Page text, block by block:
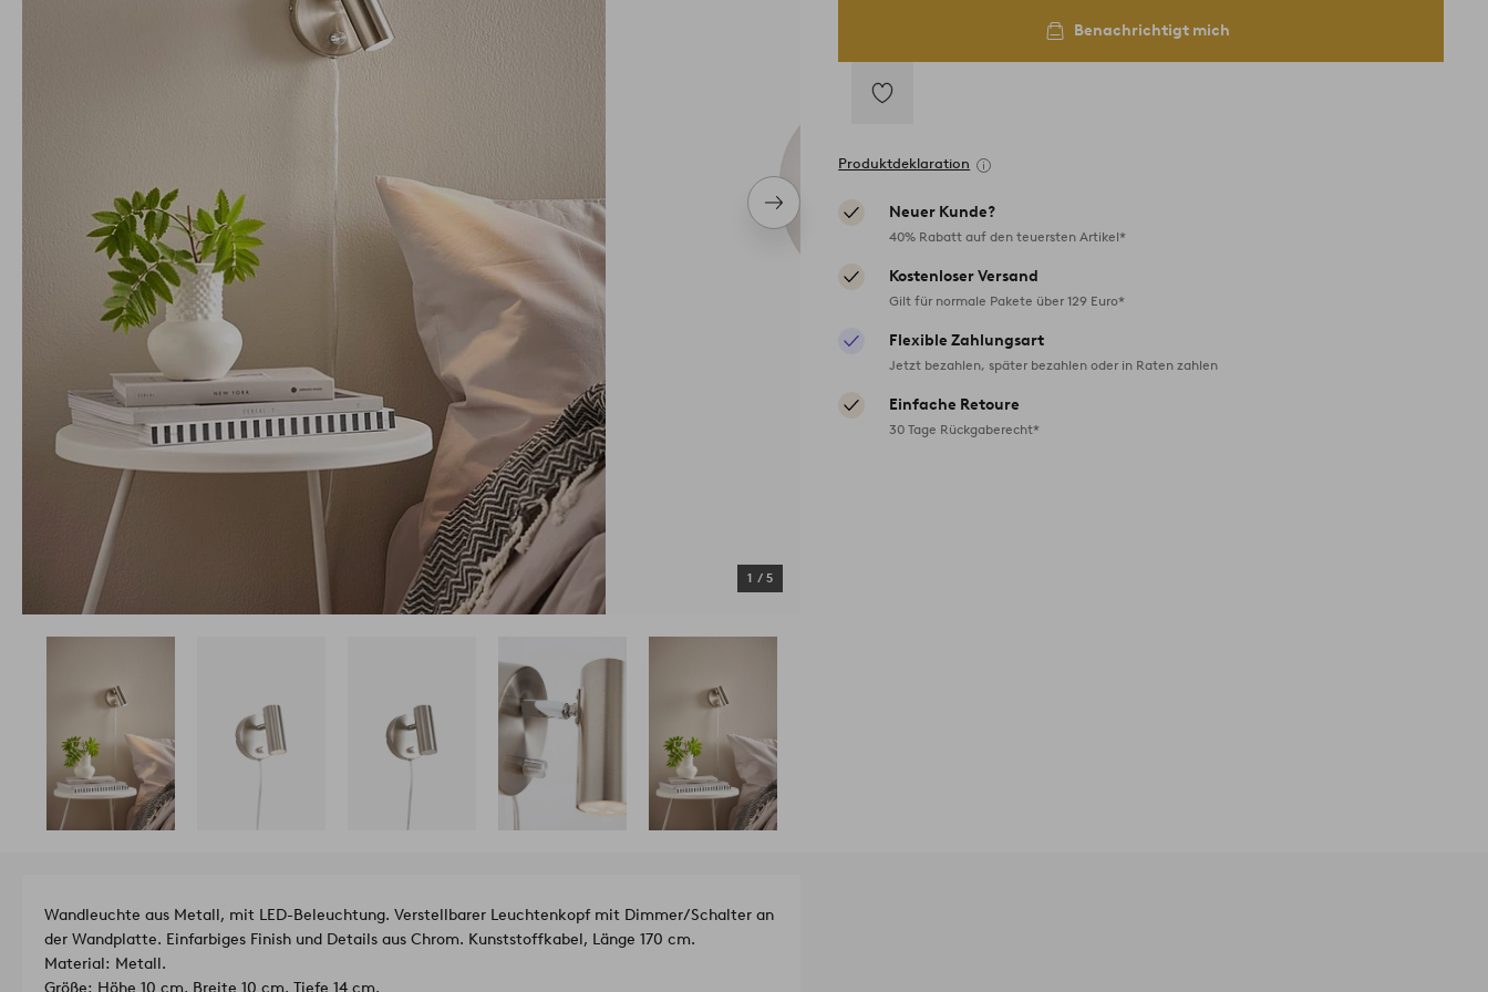
Nächstes
Produkt
1 / 5
Benachrichtigt mich
Favoriten
hinzufügen
Produktdeklaration
Neuer Kunde?
40% Rabatt auf den teuersten Artikel*
Kostenloser Versand
Gilt für normale Pakete über 129 Euro*
Flexible Zahlungsart
Jetzt bezahlen, später bezahlen oder in Raten zahlen
Einfache Retoure
30 Tage Rückgaberecht*
Wandleuchte aus Metall, mit LED-Beleuchtung. Verstellbarer Leuchtenkopf mit Dimmer/Schalter an
der Wandplatte. Einfarbiges Finish und Details aus Chrom. Kunststoffkabel, Länge 170 cm.
Material: Metall.
Größe: Höhe 10 cm, Breite 10 cm, Tiefe 14 cm.